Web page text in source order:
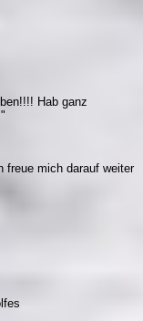
Hab ganz
freue mich darauf weiter